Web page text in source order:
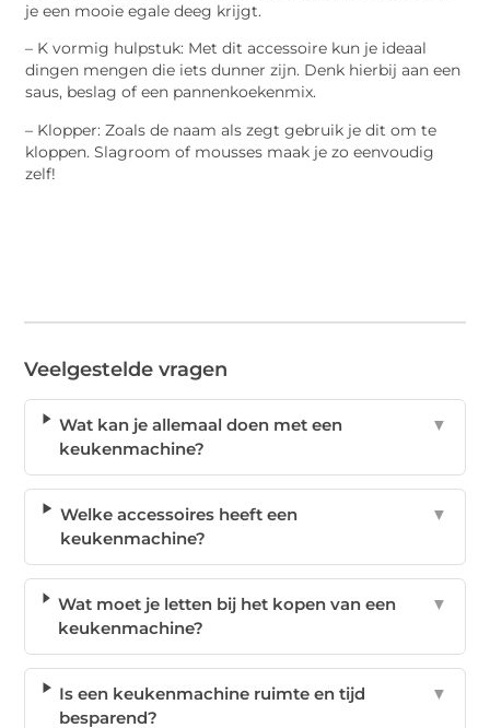
je een mooie egale deeg krijgt.
– K vormig hulpstuk: Met dit accessoire kun je ideaal
dingen mengen die iets dunner zijn. Denk hierbij aan een
saus, beslag of een pannenkoekenmix.
– Klopper: Zoals de naam als zegt gebruik je dit om te
kloppen. Slagroom of mousses maak je zo eenvoudig
zelf!
Veelgestelde vragen
Wat kan je allemaal doen met een
keukenmachine?
▼
Welke accessoires heeft een
keukenmachine?
▼
Wat moet je letten bij het kopen van een
keukenmachine?
▼
Is een keukenmachine ruimte en tijd
besparend?
▼